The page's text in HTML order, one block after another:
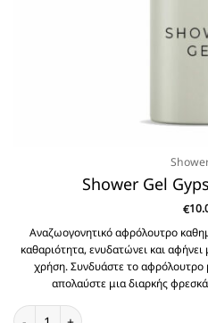
Shower Gel
€
Αναζωογονητικό αφρόλουτρο
καθαριότητα, ενυδατώνει και
χρήση. Συνδυάστε το
απολαύστε μια διαρκής
Shower Gel Gypsy Water 300ml